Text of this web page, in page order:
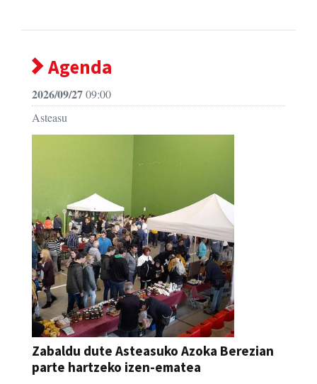
Agenda
2026/09/2709:00
Asteasu
Zabaldu dute Asteasuko Azoka Berezian
parte hartzeko izen-ematea